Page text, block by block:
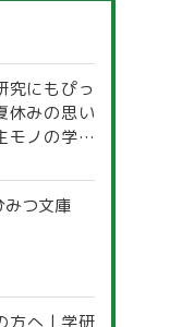
究にもぴっ
休みの思い
モノの学び
ド
みつ文庫
方へ | 学研